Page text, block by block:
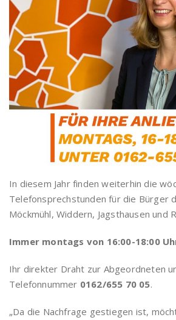
In diesem Jahr finden weiterhin die
Telefonsprechstunden für die Bürger
Möckmühl, Widdern, Jagsthausen und
Immer montags von 16:00-18:00
Ihr direkter Draht zur Abgeordneten
Telefonnummer 0162/655 70 05.
„Da die Nachfrage gestiegen ist,